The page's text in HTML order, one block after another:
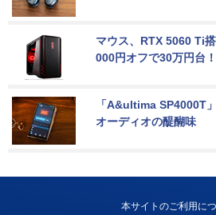
マウス、RTX 5060 Ti
000円オフで30万円台！
「A&ultima SP4000T
オーディオの醍醐味
本サイトのご利用に